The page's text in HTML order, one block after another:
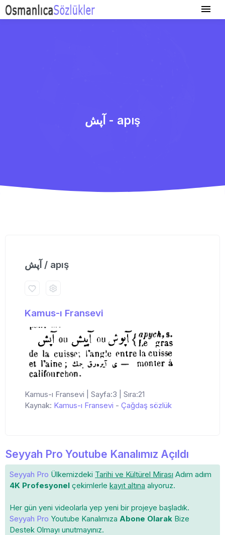
آپش - apış
آپش / apış
Kamus-ı Fransevi
Kamus-ı Fransevi | Sayfa:3 | Sıra:21
Kaynak: Kamus-ı Fransevi - Çağdaş sözlük
Seyyah Pro Youtube Kanalımız Açıldı
Seyyah Pro Ülkemizdeki Tarihi ve Kültürel Mirası Adım adım
4K Profesyonel çekimlerle kayıt altına alıyoruz.
Her gün yeni videolarla yep yeni bir projeye başladık.
Seyyah Pro Youtube Kanalımıza Abone Olarak Bize
Destek Olmayı unutmayınız.